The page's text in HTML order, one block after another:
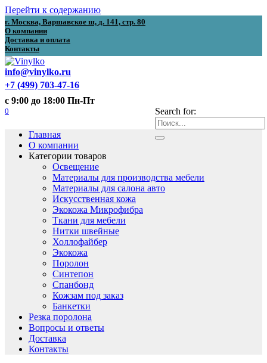
Перейти к содержанию
г. Москва, Варшавское ш, д. 141, стр. 80
О компании
Доставка и оплата
Контакты
info@vinylko.ru
+7 (499) 703-47-16
с 9:00 до 18:00 Пн-Пт
Search for:
0
Главная
О компании
Категории товаров
Освещение
Материалы для производства мебели
Материалы для салона авто
Искусственная кожа
Экокожа Микрофибра
Ткани для мебели
Нитки швейные
Холлофайбер
Экокожа
Поролон
Синтепон
Спанбонд
Кожзам под заказ
Банкетки
Резка поролона
Вопросы и ответы
Доставка
Контакты